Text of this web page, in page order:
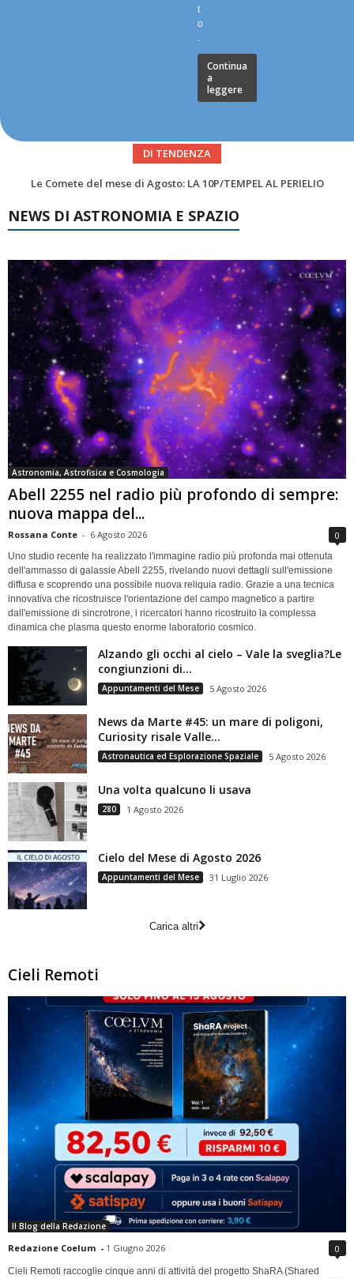
t
o
.
Continua
a
leggere
DI TENDENZA
Asteroidi del mese Agosto 2026
NEWS DI ASTRONOMIA E SPAZIO
Astronomia, Astrofisica e Cosmologia
Abell 2255 nel radio più profondo di sempre:
nuova mappa del...
Rossana Conte - 6 Agosto 2026 0
Uno studio recente ha realizzato l'immagine radio più profonda mai ottenuta
dell'ammasso di galassie Abell 2255, rivelando nuovi dettagli sull'emissione
diffusa e scoprendo una possibile nuova reliquia radio. Grazie a una tecnica
innovativa che ricostruisce l'orientazione del campo magnetico a partire
dall'emissione di sincrotrone, i ricercatori hanno ricostruito la complessa
dinamica che plasma questo enorme laboratorio cosmico.
Alzando gli occhi al cielo – Vale la sveglia?Le
congiunzioni di...
Appuntamenti del Mese 5 Agosto 2026
News da Marte #45: un mare di poligoni,
Curiosity risale Valle...
Astronautica ed Esplorazione Spaziale 5 Agosto 2026
Una volta qualcuno li usava
280 1 Agosto 2026
Cielo del Mese di Agosto 2026
Appuntamenti del Mese 31 Luglio 2026
Carica altri
Cieli Remoti
Il Blog della Redazione
Redazione Coelum - 1 Giugno 2026 0
Cieli Remoti raccoglie cinque anni di attività del progetto ShaRA (Shared